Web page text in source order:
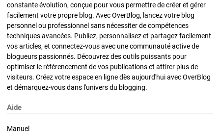
constante évolution, conçue pour vous permettre de créer et gérer
facilement votre propre blog. Avec OverBlog, lancez votre blog
personnel ou professionnel sans nécessiter de compétences
techniques avancées. Publiez, personnalisez et partagez facilement
vos articles, et connectez-vous avec une communauté active de
blogueurs passionnés. Découvrez des outils puissants pour
optimiser le référencement de vos publications et attirer plus de
visiteurs. Créez votre espace en ligne dès aujourd'hui avec OverBlog
et démarquez-vous dans l'univers du blogging.
Aide
Manuel